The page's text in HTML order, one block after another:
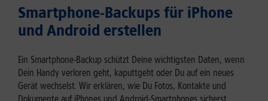
Smartphone-Backups für iPhone
und Android erstellen
Ein Smartphone-Backup schützt Deine wichtigsten Daten, wenn
Dein Handy verloren geht, kaputtgeht oder Du auf ein neues
Gerät wechselst. Wir erklären, wie Du Fotos, Kontakte und